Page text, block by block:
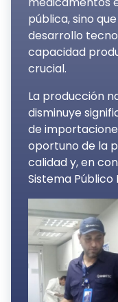
pública, sino
desarrollo
capacidad
crucial.
La producción
disminuye
de
oportuno de la
calidad y, en
Sistema Público